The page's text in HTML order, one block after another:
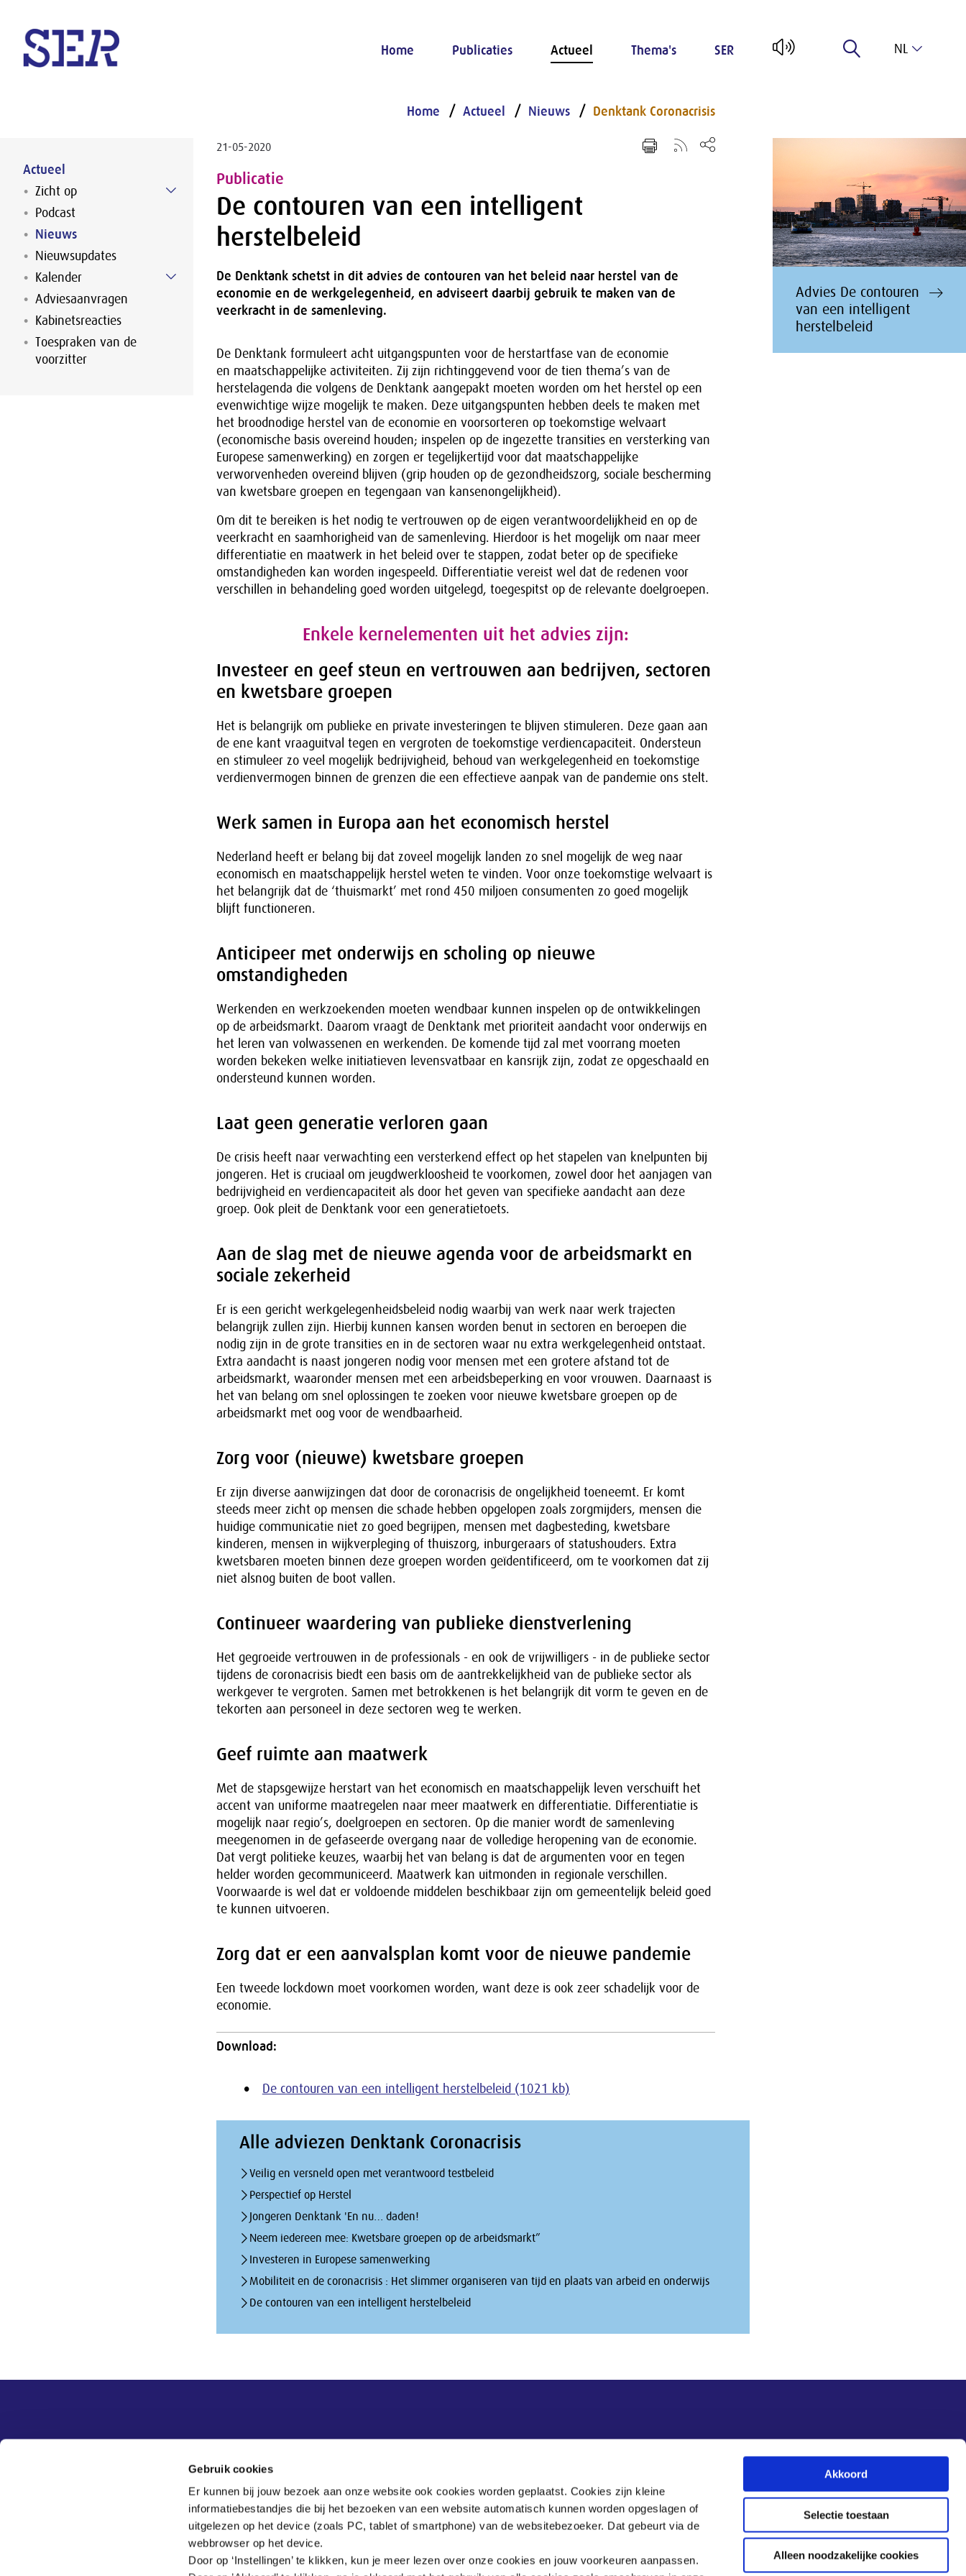
Gebruik cookies
Er kunnen bij jouw bezoek aan onze website ook cookies worden geplaatst. Cookies zijn kleine
informatiebestandjes die bij het bezoeken van een website automatisch kunnen worden opgeslagen of
uitgelezen op het device (zoals PC, tablet of smartphone) van de websitebezoeker. Dat gebeurt via de
webbrowser op het device.
Door op ‘Instellingen’ te klikken, kun je meer lezen over onze cookies en jouw voorkeuren aanpassen.
Akkoord
Selectie toestaan
Alleen noodzakelijke cookies
Home Publicaties Actueel Thema's SER NL
Actueel
Zicht op
Podcast
Nieuws
Nieuwsupdates
Kalender
Adviesaanvragen
Kabinetsreacties
Toespraken van de
voorzitter
Home Actueel Nieuws Denktank Coronacrisis
21-05-2020
Publicatie
De contouren van een intelligent
herstelbeleid
De Denktank schetst in dit advies de contouren van het beleid naar herstel van de
economie en de werkgelegenheid, en adviseert daarbij gebruik te maken van de
veerkracht in de samenleving.
De Denktank formuleert acht uitgangspunten voor de herstartfase van de economie
en maatschappelijke activiteiten. Zij zijn richtinggevend voor de tien thema’s van de
herstelagenda die volgens de Denktank aangepakt moeten worden om het herstel op een
evenwichtige wijze mogelijk te maken. Deze uitgangspunten hebben deels te maken met
het broodnodige herstel van de economie en voorsorteren op toekomstige welvaart
(economische basis overeind houden; inspelen op de ingezette transities en versterking van
Europese samenwerking) en zorgen er tegelijkertijd voor dat maatschappelijke
verworvenheden overeind blijven (grip houden op de gezondheidszorg, sociale bescherming
van kwetsbare groepen en tegengaan van kansenongelijkheid).
Om dit te bereiken is het nodig te vertrouwen op de eigen verantwoordelijkheid en op de
veerkracht en saamhorigheid van de samenleving. Hierdoor is het mogelijk om naar meer
differentiatie en maatwerk in het beleid over te stappen, zodat beter op de specifieke
omstandigheden kan worden ingespeeld. Differentiatie vereist wel dat de redenen voor
verschillen in behandeling goed worden uitgelegd, toegespitst op de relevante doelgroepen.
Enkele kernelementen uit het advies zijn:
Investeer en geef steun en vertrouwen aan bedrijven, sectoren
en kwetsbare groepen
Het is belangrijk om publieke en private investeringen te blijven stimuleren. Deze gaan aan
de ene kant vraaguitval tegen en vergroten de toekomstige verdiencapaciteit. Ondersteun
en stimuleer zo veel mogelijk bedrijvigheid, behoud van werkgelegenheid en toekomstige
verdienvermogen binnen de grenzen die een effectieve aanpak van de pandemie ons stelt.
Werk samen in Europa aan het economisch herstel
Nederland heeft er belang bij dat zoveel mogelijk landen zo snel mogelijk de weg naar
economisch en maatschappelijk herstel weten te vinden. Voor onze toekomstige welvaart is
het belangrijk dat de ‘thuismarkt’ met rond 450 miljoen consumenten zo goed mogelijk
blijft functioneren.
Anticipeer met onderwijs en scholing op nieuwe
omstandigheden
Werkenden en werkzoekenden moeten wendbaar kunnen inspelen op de ontwikkelingen
op de arbeidsmarkt. Daarom vraagt de Denktank met prioriteit aandacht voor onderwijs en
het leren van volwassenen en werkenden. De komende tijd zal met voorrang moeten
worden bekeken welke initiatieven levensvatbaar en kansrijk zijn, zodat ze opgeschaald en
ondersteund kunnen worden.
Laat geen generatie verloren gaan
De crisis heeft naar verwachting een versterkend effect op het stapelen van knelpunten bij
jongeren. Het is cruciaal om jeugdwerkloosheid te voorkomen, zowel door het aanjagen van
bedrijvigheid en verdiencapaciteit als door het geven van specifieke aandacht aan deze
groep. Ook pleit de Denktank voor een generatietoets.
Aan de slag met de nieuwe agenda voor de arbeidsmarkt en
sociale zekerheid
Er is een gericht werkgelegenheidsbeleid nodig waarbij van werk naar werk trajecten
belangrijk zullen zijn. Hierbij kunnen kansen worden benut in sectoren en beroepen die
nodig zijn in de grote transities en in de sectoren waar nu extra werkgelegenheid ontstaat.
Extra aandacht is naast jongeren nodig voor mensen met een grotere afstand tot de
arbeidsmarkt, waaronder mensen met een arbeidsbeperking en voor vrouwen. Daarnaast is
het van belang om snel oplossingen te zoeken voor nieuwe kwetsbare groepen op de
arbeidsmarkt met oog voor de wendbaarheid.
Zorg voor (nieuwe) kwetsbare groepen
Er zijn diverse aanwijzingen dat door de coronacrisis de ongelijkheid toeneemt. Er komt
steeds meer zicht op mensen die schade hebben opgelopen zoals zorgmijders, mensen die
huidige communicatie niet zo goed begrijpen, mensen met dagbesteding, kwetsbare
kinderen, mensen in wijkverpleging of thuiszorg, inburgeraars of statushouders. Extra
kwetsbaren moeten binnen deze groepen worden geïdentificeerd, om te voorkomen dat zij
niet alsnog buiten de boot vallen.
Continueer waardering van publieke dienstverlening
Het gegroeide vertrouwen in de professionals - en ook de vrijwilligers - in de publieke sector
tijdens de coronacrisis biedt een basis om de aantrekkelijkheid van de publieke sector als
werkgever te vergroten. Samen met betrokkenen is het belangrijk dit vorm te geven en de
tekorten aan personeel in deze sectoren weg te werken.
Geef ruimte aan maatwerk
Met de stapsgewijze herstart van het economisch en maatschappelijk leven verschuift het
accent van uniforme maatregelen naar meer maatwerk en differentiatie. Differentiatie is
mogelijk naar regio’s, doelgroepen en sectoren. Op die manier wordt de samenleving
meegenomen in de gefaseerde overgang naar de volledige heropening van de economie.
Dat vergt politieke keuzes, waarbij het van belang is dat de argumenten voor en tegen
helder worden gecommuniceerd. Maatwerk kan uitmonden in regionale verschillen.
Voorwaarde is wel dat er voldoende middelen beschikbaar zijn om gemeentelijk beleid goed
te kunnen uitvoeren.
Zorg dat er een aanvalsplan komt voor de nieuwe pandemie
Een tweede lockdown moet voorkomen worden, want deze is ook zeer schadelijk voor de
economie.
Download:
De contouren van een intelligent herstelbeleid (1021 kb)
Alle adviezen Denktank Coronacrisis
Veilig en versneld open met verantwoord testbeleid
Perspectief op Herstel
Jongeren Denktank 'En nu… daden!
Neem iedereen mee: Kwetsbare groepen op de arbeidsmarkt”
Investeren in Europese samenwerking
Mobiliteit en de coronacrisis : Het slimmer organiseren van tijd en plaats van arbeid en onderwijs
De contouren van een intelligent herstelbeleid
Advies De contouren
van een intelligent
herstelbeleid
Nieuwsupdate
Inschrijven
Contact
Tel:070 - 3 499 499
Veelgestelde vragen
Postbus 90405
2509 LK Den Haag